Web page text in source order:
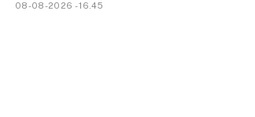
08-08-2026 - 16.45